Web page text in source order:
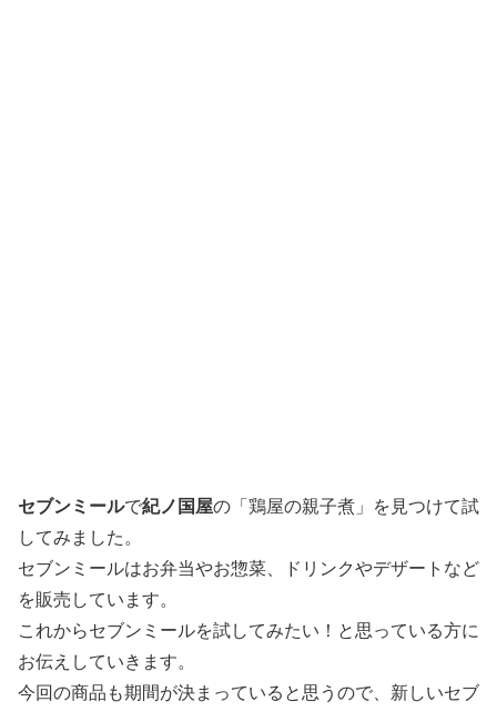
セブンミールで紀ノ国屋の「鶏屋の親子煮」を見つけて試
してみました。
セブンミールはお弁当やお惣菜、ドリンクやデザートなど
を販売しています。
これからセブンミールを試してみたい！と思っている方に
お伝えしていきます。
今回の商品も期間が決まっていると思うので、新しいセブ